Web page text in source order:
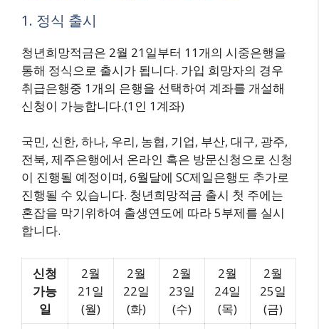
1. 정식 출시
청년희망적금은 2월 21일부터 11개의 시중은행을
통해 정식으로 출시가 됩니다. 가입 희망자의 경우
취급은행중 1개의 은행을 선택하여 계좌를 개설해
신청이 가능합니다.(1인 1계좌)
국민, 신한, 하나, 우리, 농협, 기업, 부산, 대구, 광주,
전북, 제주은행에서 온라인 혹은 방문신청으로 신청
이 진행될 예정이며, 6월달에 SC제일은행도 추가로
진행될 수 있습니다. 청년희망적금 출시 첫 주에는
혼잡을 막기위하여 출생연도에 따라 5부제를 실시
합니다.
신청
가능
일
2월
21일
(월)
2월
22일
(화)
2월
23일
(수)
2월
24일
(목)
2월
25일
(금)